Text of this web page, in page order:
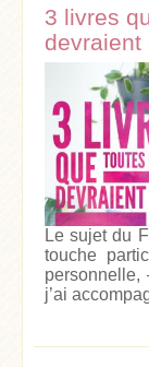
3 livres
devraient
Le sujet du
touche
j’ai